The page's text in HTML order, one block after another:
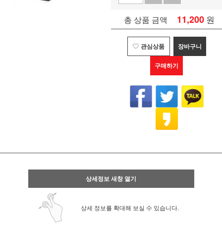
총 상품 금액 11,200 원
관심상품 장바구니
구매하기
상세정보 새창 열기
상세 정보를 확대해 보실 수 있습니다.